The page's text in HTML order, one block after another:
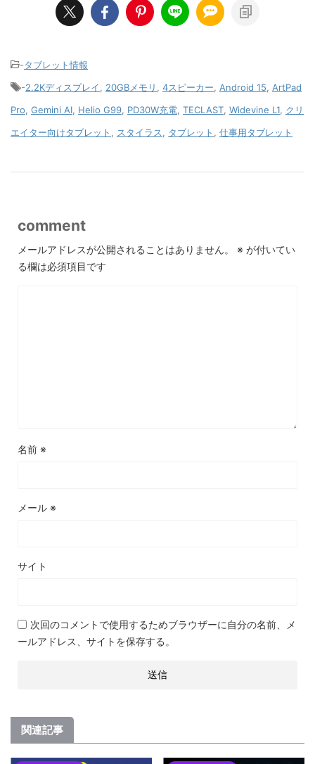
-タブレット情報
-2.2Kディスプレイ 20GBメモリ 4スピーカー Android 15
ArtPad
Pro Gemini AI Helio G99 PD30W充電 TECLAST Widevine L1 クリ
エイター向けタブレット
スタイラス タブレット 仕事用タブレット
comment
メールアドレスが公開されることはありません。 ※ が付いてい
る欄は必須項目です
名前 ※
メール ※
サイト
次回のコメントで使用するためブラウザーに自分の名前、メ
ールアドレス、サイトを保存する。
関連記事